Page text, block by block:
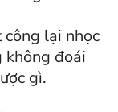
lại nhọc
không đoái
gì.